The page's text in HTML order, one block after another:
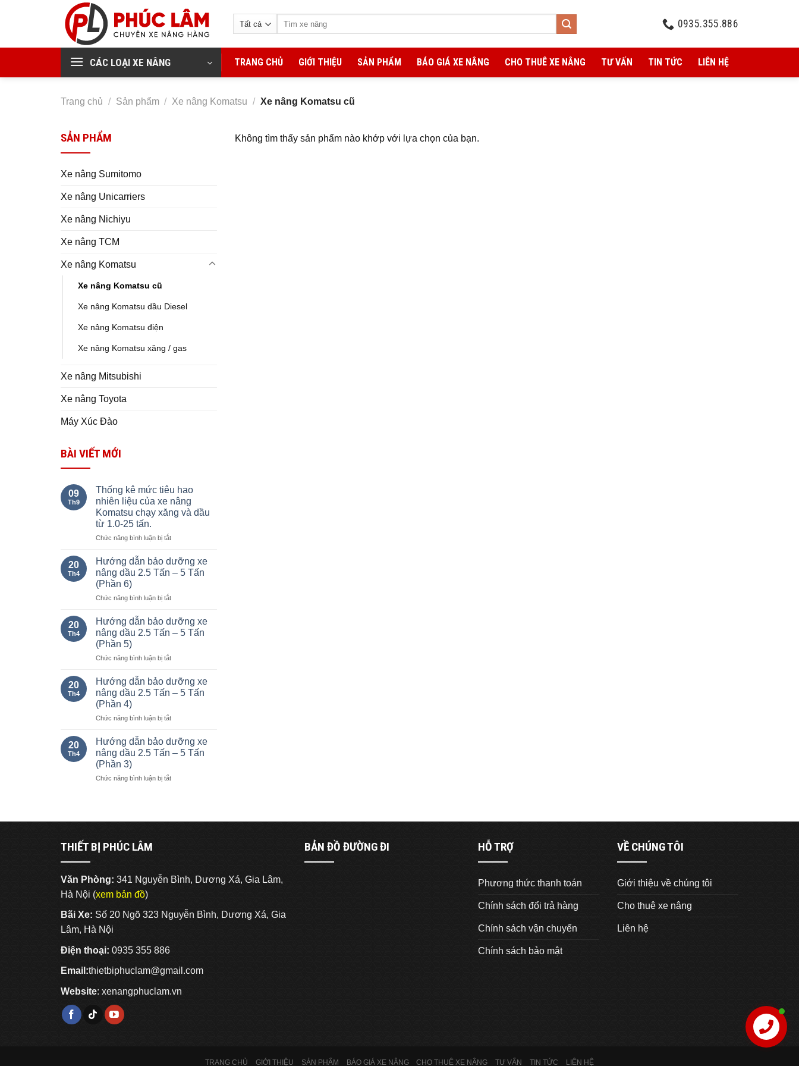
0935.355.886
CÁC LOẠI XE NÂNG TRANG CHỦ GIỚI THIỆU SẢN PHẨM BÁO GIÁ XE NÂNG CHO THUÊ XE NÂNG TƯ VẤN TIN TỨC LIÊN HỆ
Trang chủ / Sản phẩm / Xe nâng Komatsu / Xe nâng Komatsu cũ
SẢN PHẨM
Xe nâng Sumitomo
Xe nâng Unicarriers
Xe nâng Nichiyu
Xe nâng TCM
Xe nâng Komatsu
Xe nâng Komatsu cũ
Xe nâng Komatsu dầu Diesel
Xe nâng Komatsu điện
Xe nâng Komatsu xăng / gas
Xe nâng Mitsubishi
Xe nâng Toyota
Máy Xúc Đào
BÀI VIẾT MỚI
09
Th9
Thống kê mức tiêu hao
nhiên liệu của xe nâng
Komatsu chạy xăng và dầu
từ 1.0-25 tấn.
Chức năng bình luận bị tắtở
mức
tiêu
nhiên
của
nâng
chạy
và
dầu
25
20
Th4
Hướng dẫn bảo dưỡng xe
nâng dầu 2.5 Tấn – 5 Tấn
(Phần 6)
Chức năng bình luận bị tắtở
dẫn
bảo
dưỡng
nâng
2.5
Tấn
Tấn
6)
20
Th4
Hướng dẫn bảo dưỡng xe
nâng dầu 2.5 Tấn – 5 Tấn
(Phần 5)
Chức năng bình luận bị tắtở
dẫn
bảo
dưỡng
nâng
2.5
Tấn
Tấn
20
Th4
Hướng dẫn bảo dưỡng xe
nâng dầu 2.5 Tấn – 5 Tấn
(Phần 4)
Chức năng bình luận bị tắtở
dẫn
bảo
dưỡng
nâng
20
Th4
Hướng dẫn bảo dưỡng xe
nâng dầu 2.5 Tấn – 5 Tấn
(Phần 3)
Chức năng bình luận bị tắtở
–
(Phần
3)
Không tìm thấy sản phẩm nào khớp với lựa chọn của bạn.
THIẾT BỊ PHÚC LÂM
Văn Phòng: 341 Nguyễn Bình, Dương Xá, Gia Lâm,
Hà Nội (xem bản đồ)
Bãi Xe: Số 20 Ngõ 323 Nguyễn Bình, Dương Xá, Gia
Lâm, Hà Nội
Điện thoại: 0935 355 886
Email:thietbiphuclam@gmail.com
Website: xenangphuclam.vn
BẢN ĐỒ ĐƯỜNG ĐI HỖ TRỢ
Phương thức thanh toán
Chính sách đổi trả hàng
Chính sách vận chuyển
Chính sách bảo mật
VỀ CHÚNG TÔI
Giới thiệu về chúng tôi
Cho thuê xe nâng
Liên hệ
TRANG CHỦ GIỚI THIỆU SẢN PHẨM BÁO GIÁ XE NÂNG CHO THUÊ XE NÂNG TƯ VẤN TIN TỨC LIÊN HỆ
Hỗ trợ